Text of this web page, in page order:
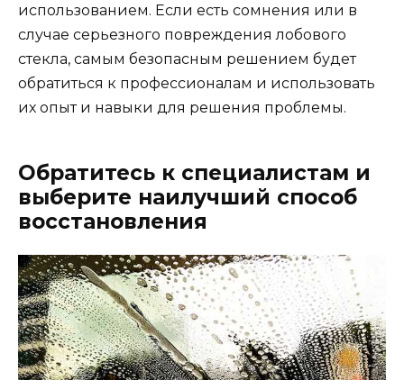
использованием. Если есть сомнения или в
случае серьезного повреждения лобового
стекла, самым безопасным решением будет
обратиться к профессионалам и использовать
их опыт и навыки для решения проблемы.
Обратитесь к специалистам и
выберите наилучший способ
восстановления